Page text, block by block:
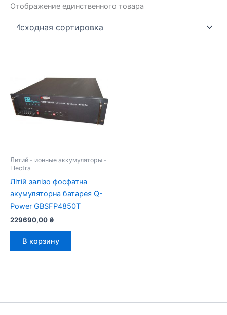
Отображение единственного товара
Литий - ионные аккумуляторы -
Electra
Літій залізо фосфатна
акумуляторна батарея Q-
Power GBSFP4850T
229690,00 ₴
В корзину